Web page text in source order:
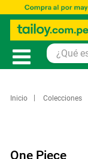
Inicio Colecciones
One Piece